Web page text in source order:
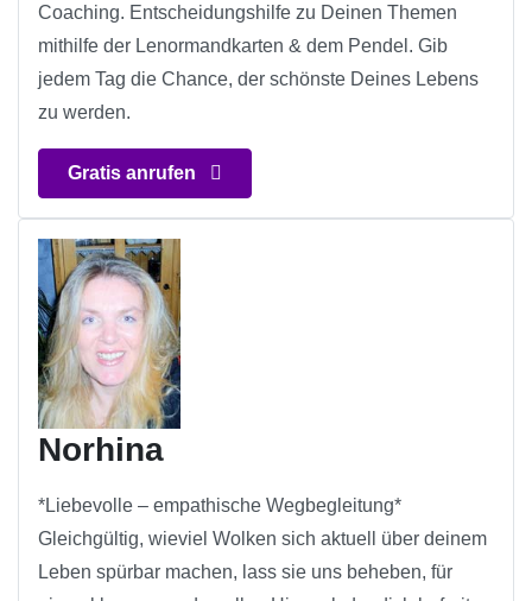
Coaching. Entscheidungshilfe zu Deinen Themen
mithilfe der Lenormandkarten & dem Pendel. Gib
jedem Tag die Chance, der schönste Deines Lebens
zu werden.
Gratis anrufen
Norhina
*Liebevolle – empathische Wegbegleitung*
Gleichgültig, wieviel Wolken sich aktuell über deinem
Leben spürbar machen, lass sie uns beheben, für